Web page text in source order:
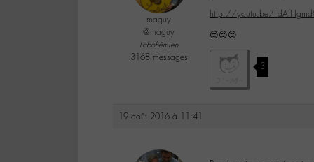
maguy
@maguy
Labohémien
3168 messages
http://youtu.be/
😍😍😍
3
19 août 2016 à 11:41